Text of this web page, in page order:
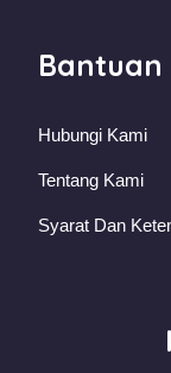
Bantuan
Hubungi Kami
Tentang Kami
Syarat Dan